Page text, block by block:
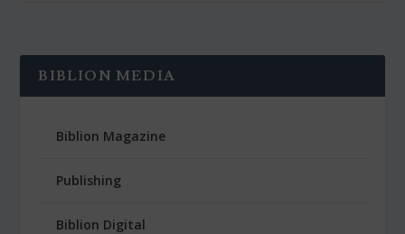
BIBLION MEDIA
Biblion Magazine
Publishing
Biblion Digital